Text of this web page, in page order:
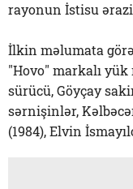
rayonun İstisu
İlkin məlumata
"Hovo" markalı yük
sürücü, Göyçay
sərnişinlər,
(1984), Elvin